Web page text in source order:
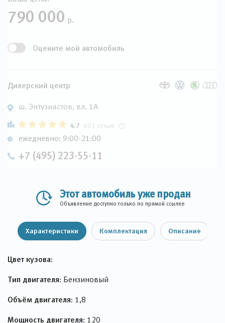
790 000 р.
Оцените мой автомобиль
Дилерский центр
ш. Энтузиастов, вл. 1А
4.7 601 отзыв
ежедневно: 9:00-21:00
+7 (495) 223-55-11
Этот автомобиль уже продан
Объявление доступно только по прямой ссылке
Характеристики Комплектация Описание
Цвет кузова:
Тип двигателя: Бензиновый
Объём двигателя: 1,8
Мощность двигателя: 120